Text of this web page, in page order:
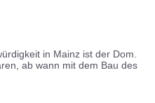
in Mainz ist der Dom.
ab wann mit dem Bau des